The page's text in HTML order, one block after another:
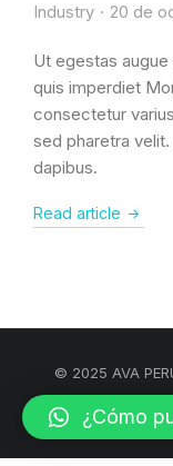
Industry 20 de
Ut egestas
quis imperdiet
consectetur
sed pharetra
dapibus.
Read article
© 2025 AVA
¿Cómo